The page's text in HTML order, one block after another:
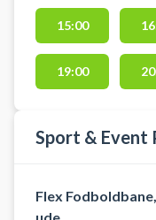
tennis i Esbjerg på
grusbane. Medbring selv ketcher
og bolde.
15:00
19:00
Sport & Event
Flex